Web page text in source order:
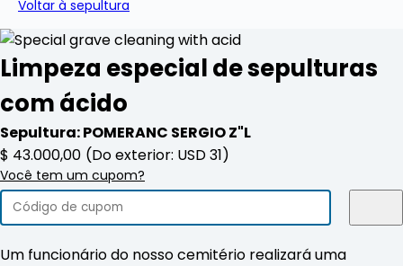
Voltar à sepultura
Limpeza especial de sepulturas
com ácido
Sepultura: POMERANC SERGIOZ"L
$ 43.000,00 (Do exterior: USD 31)
Você tem um cupom?
Um funcionário do nosso cemitério realizará uma